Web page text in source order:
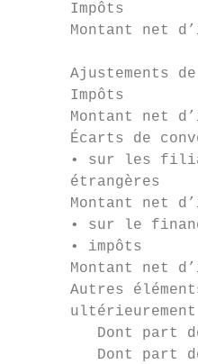
Impôts
Montant net
Ajustements
Impôts
Montant net
Écarts de
• sur les
étrangères
Montant net
• sur le
• impôts
Montant net
Autres
Dont part
Dont part